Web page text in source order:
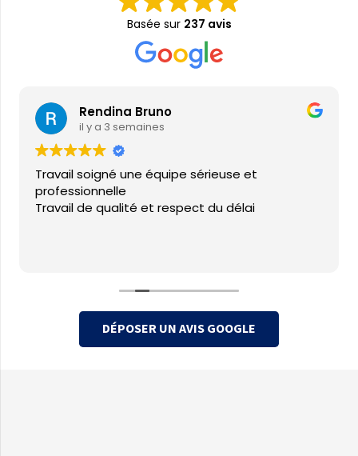
Basée sur 237 avis
Rendina Bruno
il y a 3 semaines
Travail soigné une équipe sérieuse et
professionnelle
Travail de qualité et respect du délai
DÉPOSER UN AVIS GOOGLE